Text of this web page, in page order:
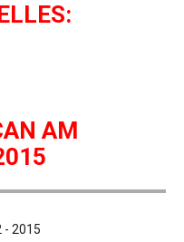
AM
- 2015